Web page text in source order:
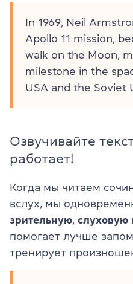
In 1969, Neil
Apollo 11 mission,
walk on the Moon,
milestone in the
USA and the Soviet
Озвучивайте
работает!
Когда мы читаем
вслух, мы
зрительную слуховую
помогает лучше
тренирует